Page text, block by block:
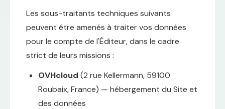
Les sous-traitants techniques suivants
peuvent être amenés à traiter vos données
pour le compte de l'Éditeur, dans le cadre
strict de leurs missions :
OVHcloud (2 rue Kellermann, 59100
Roubaix, France) — hébergement du Site et
des données